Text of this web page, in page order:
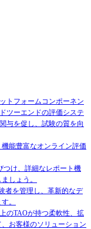
トフォームコンポーネン
ツーエンドの評価システ
与を促し、試験の質を向
能豊富なオンライン評価
つけ、詳細なレポート機
しょう。
者を管理し、革新的なデ
。
のTAOが持つ柔軟性、拡
お客様のソリューション